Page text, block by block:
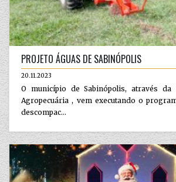
PROJETO ÁGUAS DE SABINÓPOLIS
20.11.2023
O município de Sabinópolis, através da
Agropecuária , vem executando o
descompac...